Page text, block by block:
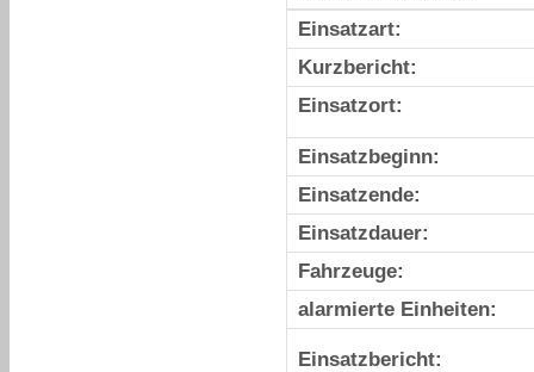
Einsatzart:
Kurzbericht:
Einsatzort:
Einsatzbeginn:
Einsatzende:
Einsatzdauer:
Fahrzeuge:
alarmierte Einheiten:
Einsatzbericht: